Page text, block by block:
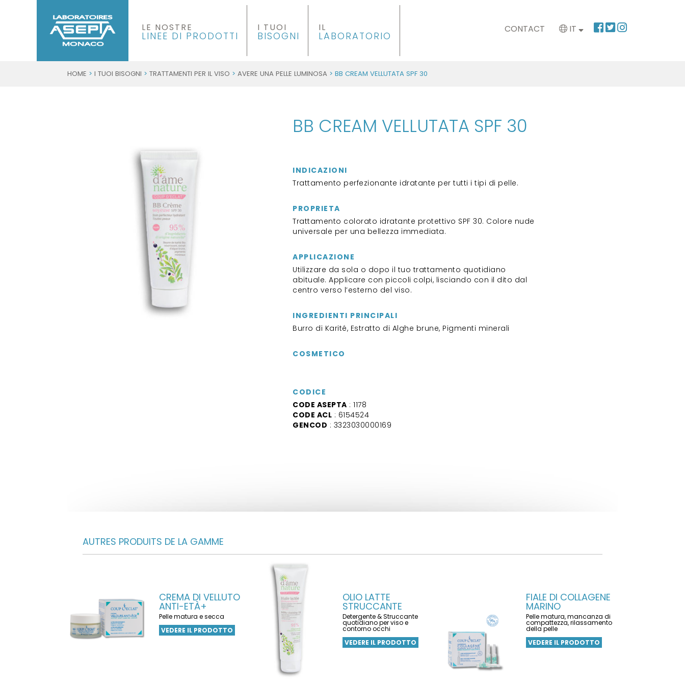
LE NOSTRE
LINEE DI PRODOTTI
I TUOI
BISOGNI
IL
LABORATORIO
CONTACT IT
HOME > I TUOI BISOGNI > TRATTAMENTI PER IL VISO > AVERE UNA PELLE LUMINOSA > BB CREAM VELLUTATA SPF 30
BB CREAM VELLUTATA SPF 30
INDICAZIONI
Trattamento perfezionante idratante per tutti i tipi di pelle.
PROPRIETA
Trattamento colorato idratante protettivo SPF 30. Colore nude
universale per una bellezza immediata.
APPLICAZIONE
Utilizzare da sola o dopo il tuo trattamento quotidiano
abituale. Applicare con piccoli colpi, lisciando con il dito dal
centro verso l’esterno del viso.
INGREDIENTI PRINCIPALI
Burro di Karité, Estratto di Alghe brune, Pigmenti minerali
COSMETICO
CODICE
CODE ASEPTA : 1178
CODE ACL : 6154524
GENCOD : 3323030000169
AUTRES PRODUITS DE LA GAMME
CREMA DI VELLUTO
ANTI-ETÀ+
Pelle matura e secca
VEDERE IL PRODOTTO
OLIO LATTE
STRUCCANTE
Detergente & Struccante
quotidiano per viso e
contorno occhi
VEDERE IL PRODOTTO
FIALE DI COLLAGENE
MARINO
Pelle matura, mancanza di
compattezza, rilassamento
della pelle
VEDERE IL PRODOTTO